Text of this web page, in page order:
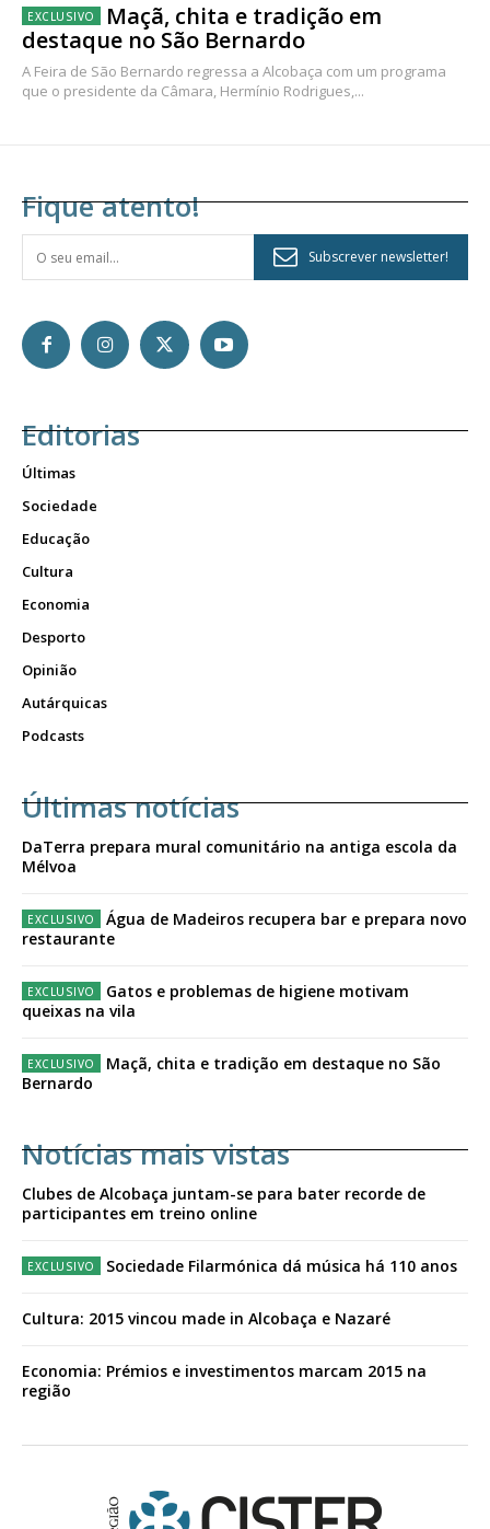
Maçã, chita e tradição em
destaque no São Bernardo
A Feira de São Bernardo regressa a Alcobaça com um programa
que o presidente da Câmara, Hermínio Rodrigues,...
Fique atento!
Subscrever newsletter!
Editorias
Últimas
Sociedade
Educação
Cultura
Economia
Desporto
Opinião
Autárquicas
Podcasts
Últimas notícias
DaTerra prepara mural comunitário na antiga escola da
Mélvoa
Água de Madeiros recupera bar e prepara novo
restaurante
Gatos e problemas de higiene motivam
queixas na vila
Maçã, chita e tradição em destaque no São
Bernardo
Notícias mais vistas
Clubes de Alcobaça juntam-se para bater recorde de
participantes em treino online
Sociedade Filarmónica dá música há 110 anos
Cultura: 2015 vincou made in Alcobaça e Nazaré
Economia: Prémios e investimentos marcam 2015 na
região